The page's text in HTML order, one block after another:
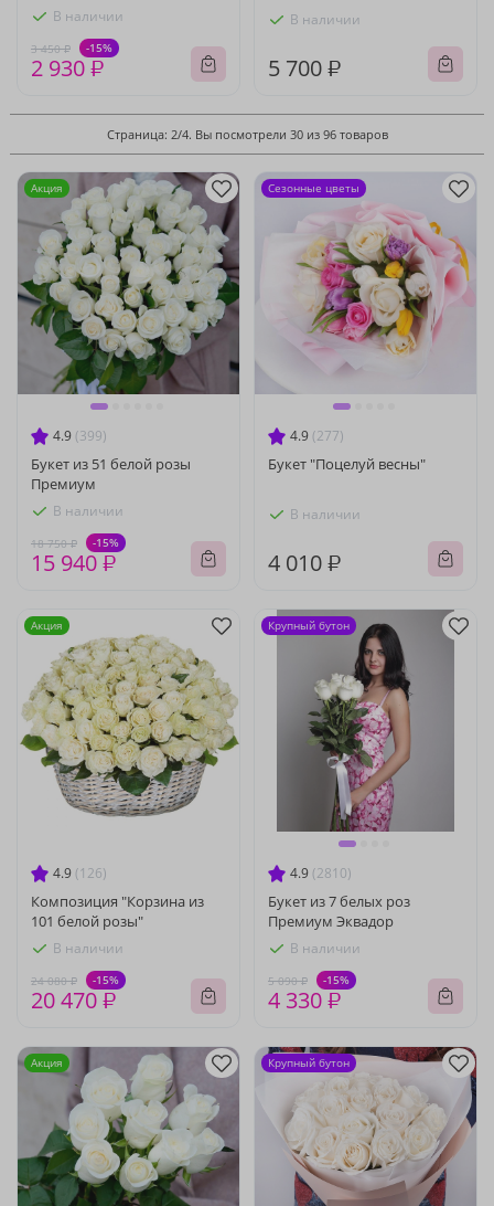
В наличии
3 450 ₽ -15%
2 930 ₽
В наличии
5 700 ₽
Страница: 2/4. Вы посмотрели 30 из 96 товаров
4.9 (399)
Букет из 51 белой розы
Премиум
В наличии
18 750 ₽ -15%
15 940 ₽
Акция
4.9 (277)
Букет "Поцелуй весны"
В наличии
4 010 ₽
Сезонные цветы
4.9 (126)
Композиция "Корзина из
101 белой розы"
В наличии
24 080 ₽ -15%
20 470 ₽
Акция
4.9 (2810)
Букет из 7 белых роз
Премиум Эквадор
В наличии
5 090 ₽ -15%
4 330 ₽
Крупный бутон
Акция Крупный бутон